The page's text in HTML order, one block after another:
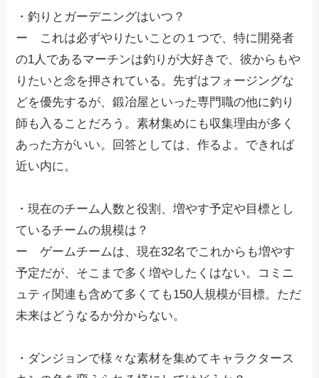
・釣りとガーデニングはいつ？
ー これは必ずやりたいことの１つで、特に開発者
の1人であるマーチンは釣りが大好きで、彼からもや
りたいと念を押されている。先ずはフォージングな
どを優先するが、鍛冶屋といった専門職の他に釣り
師も入ることだろう。素材集めにも収集理由が多く
あった方がいい。回答としては、作るよ。できれば
近い内に。
・現在のチーム人数と役割、増やす予定や目標とし
ているチームの規模は？
ー ゲームチームは、現在32名でこれからも増やす
予定だが、そこまで多く増やしたくはない。コミニ
ュティ関連も含めて多くても150人規模が目標。ただ
未来はどうなるか分からない。
・ダンジョンで様々な素材を集めてキャラクタース